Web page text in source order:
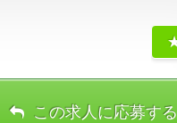
この求人に応募する